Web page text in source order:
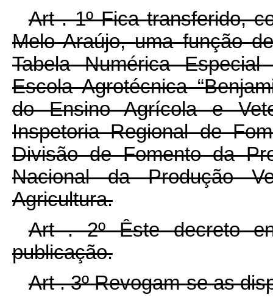
Art . 1º Fica transferido,
Melo Araújo, uma função
Tabela Numérica Especial
Escola Agrotécnica
do Ensino Agrícola e
Inspetoria Regional de
Divisão de Fomento da
Nacional da Produção
Agricultura.
Art . 2º Êste decreto
publicação.
Art . 3º Revogam-se as